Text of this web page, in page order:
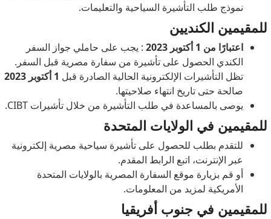
نموذج طلب التأشيرة السياحية والتعليمات.
للمقيمين الكنديين
اعتبارًا من 1 أكتوبر 2023
: يجب على حاملي جواز السفر
الكندي الحصول على تأشيرة من سفارة مصرية قبل السفر.
تظل التأشيرات الإلكترونية الحالية الصادرة قبل 1 أكتوبر 2023
صالحة حتى تاريخ انتهاء صلاحيتها.
يوصى بالمساعدة في طلب التأشيرة من خلال تأشيرات CIBT.
للمقيمين في الولايات المتحدة
للتقدم بطلب للحصول على تأشيرة سياحية مصرية إلكترونية
عبر الإنترنت، اتبع الرابط المقدم.
أو قم بزيارة موقع السفارة المصرية بالولايات المتحدة
الأمريكية لمزيد من المعلومات.
للمقيمين في جنوب أفريقيا